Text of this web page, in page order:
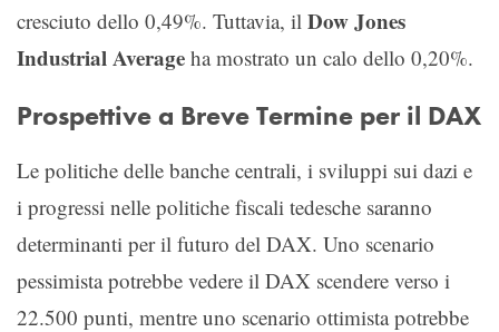
cresciuto dello 0,49%. Tuttavia, il Dow Jones
Industrial Average ha mostrato un calo dello 0,20%.
Prospettive a Breve Termine per il DAX
Le politiche delle banche centrali, i sviluppi sui dazi e
i progressi nelle politiche fiscali tedesche saranno
determinanti per il futuro del DAX. Uno scenario
pessimista potrebbe vedere il DAX scendere verso i
22.500 punti, mentre uno scenario ottimista potrebbe